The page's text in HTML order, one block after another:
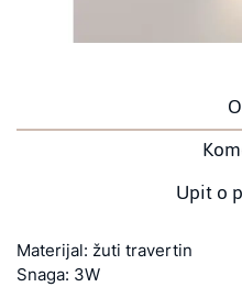
Upit o
Materijal: žuti travertin
Snaga: 3W